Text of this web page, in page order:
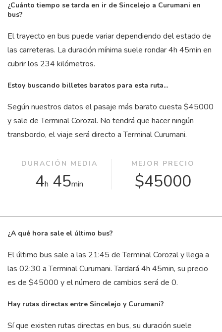
¿Cuánto tiempo se tarda en ir de Sincelejo a Curumani en
bus?
El trayecto en bus puede variar dependiendo del estado de
las carreteras. La duración mínima suele rondar 4h 45min en
cubrir los 234 kilómetros.
Estoy buscando billetes baratos para esta ruta...
Según nuestros datos el pasaje más barato cuesta $45000
y sale de Terminal Corozal. No tendrá que hacer ningún
transbordo, el viaje será directo a Terminal Curumani.
DURACIÓN MEDIA
4h 45min
MEJOR PRECIO
$45000
¿A qué hora sale el último bus?
El último bus sale a las 21:45 de Terminal Corozal y llega a
las 02:30 a Terminal Curumani. Tardará 4h 45min, su precio
es de $45000 y el número de cambios será de 0.
Hay rutas directas entre Sincelejo y Curumani?
Sí que existen rutas directas en bus, su duración suele